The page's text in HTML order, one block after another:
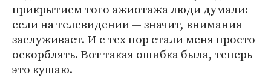
прикрытием того ажиотажа люди думали:
если на телевидении — значит, внимания
заслуживает. И с тех пор стали меня просто
оскорблять. Вот такая ошибка была, теперь
это кушаю.